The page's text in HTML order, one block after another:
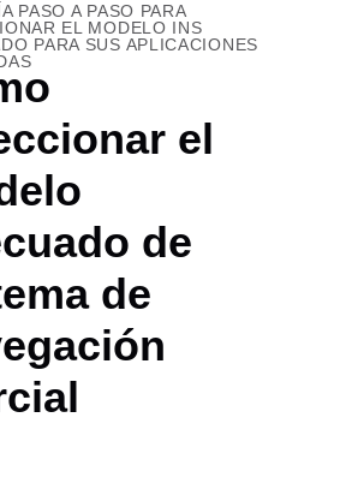
PASO A PASO PARA
EL MODELO INS
PARA SUS APLICACIONES
el
de
de